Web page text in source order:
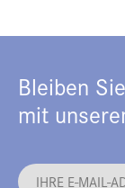
Bleiben
mit